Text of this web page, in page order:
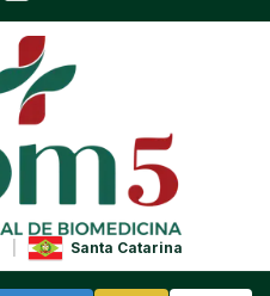
Santa Catarina